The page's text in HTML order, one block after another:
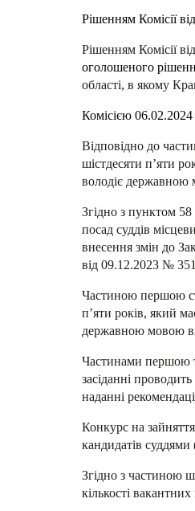
Рішенням Комісії
Рішенням Комісії
оголошеного
області, в якому
Комісією 06.02.2024
Відповідно до
шістдесяти п’яти
володіє державною
Згідно з пунктом
посад суддів
внесення змін до
від 09.12.2023 №
Частиною першою
п’яти років, який
державною мовою
Частинами першою
засіданні
наданні
Конкурс на
кандидатів суддями
Згідно з частиною
кількості